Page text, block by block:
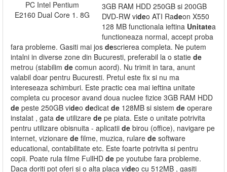
3GB RAM HDD 250GB si 200GB
DVD-RW video ATI Radeon X550
128 MB functionala ieftina Unitatea
functioneaza normal, accept proba
fara probleme. Gasiti mai jos descrierea completa. Ne putem
intalni in diverse zone din Bucuresti, preferabil la o statie de
metrou (stabilim de comun acord). Nu trimit in tara, anunt
valabil doar pentru Bucuresti. Pretul este fix si nu ma
intereseaza schimburi. Este practic cea mai ieftina unitate
completa cu procesor avand doua nuclee fizice 3GB RAM HDD
de peste 250GB video dedicat de 128MB si sistem de operare
instalat , gata de utilizare de pe piata. Este o unitate potrivita
pentru utilizare obisnuita - aplicatii de birou (office), navigare pe
internet, vizionare de filme, muzica, rulare de software
educational, contabilitate etc. Este foarte potrivita si pentru
copii. Poate rula filme FullHD de pe youtube fara probleme.
Daca doriti pot oferi si o alta placa video cu 512MB , gasiti